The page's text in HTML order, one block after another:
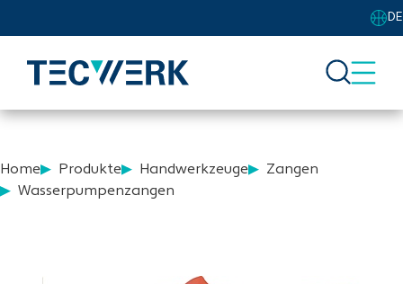
DE
Home Produkte Handwerkzeuge
Zangen
Wasserpumpenzangen